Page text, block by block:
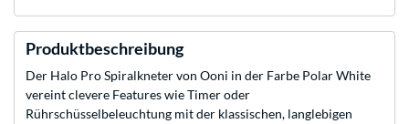
Produktbeschreibung
Der Halo Pro Spiralkneter von Ooni in der Farbe Polar White
vereint clevere Features wie Timer oder
Rührschüsselbeleuchtung mit der klassischen, langlebigen